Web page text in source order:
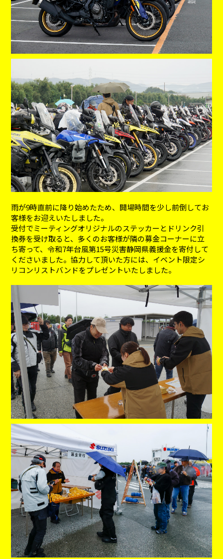
雨が9時直前に降り始めたため、開場時間を少し前倒してお
客様をお迎えいたしました。
受付でミーティングオリジナルのステッカーとドリンク引
換券を受け取ると、多くのお客様が隣の募金コーナーに立
ち寄って、令和7年台風第15号災害静岡県義援金を寄付して
くださいました。協力して頂いた方には、イベント限定シ
リコンリストバンドをプレゼントいたしました。